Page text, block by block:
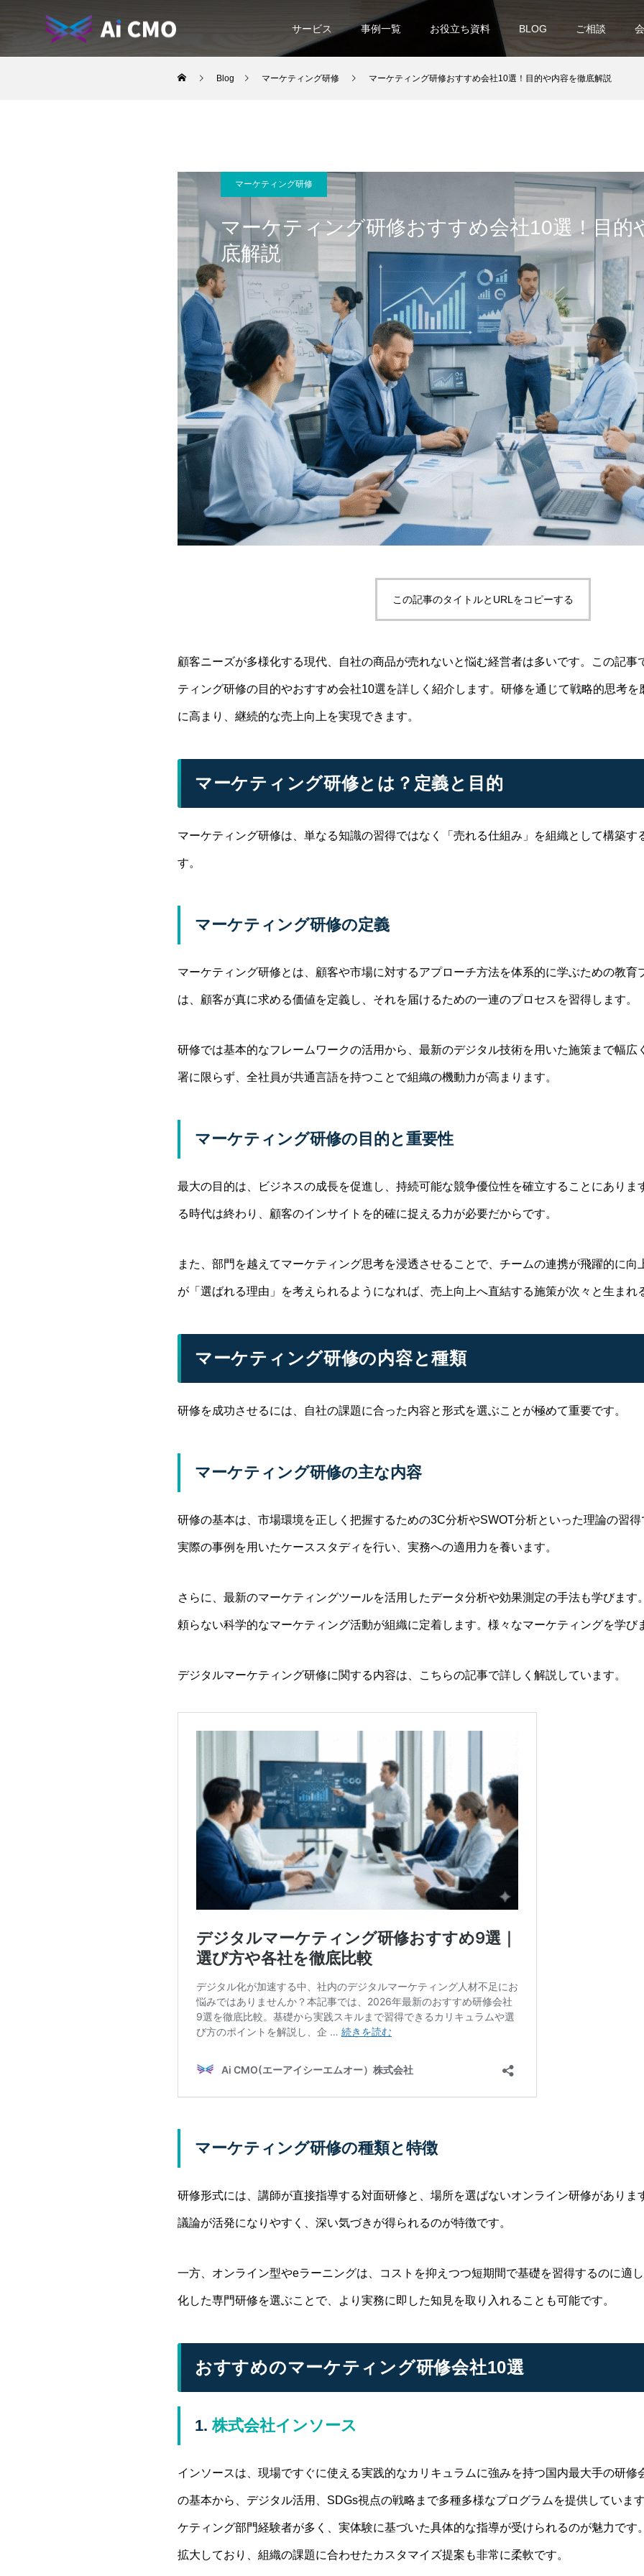
サービス 事例一覧 お役立ち資料 BLOG ご相談
Blog マーケティング研修 マーケティング研修おすすめ会社10選！目的や内容を徹底解説
マーケティング研修
マーケティング研修おすすめ会社10選！目的
底解説
この記事のタイトルとURLをコピーする
顧客ニーズが多様化する現代、自社の商品が売れないと悩む経営者は多いです。この記事
ティング研修の目的やおすすめ会社10選を詳しく紹介します。研修を通じて戦略的思考
に高まり、継続的な売上向上を実現できます。
マーケティング研修とは？定義と目的
マーケティング研修は、単なる知識の習得ではなく「売れる仕組み」を組織として構築す
す。
マーケティング研修の定義
マーケティング研修とは、顧客や市場に対するアプローチ方法を体系的に学ぶための教育
は、顧客が真に求める価値を定義し、それを届けるための一連のプロセスを習得します。
研修では基本的なフレームワークの活用から、最新のデジタル技術を用いた施策まで幅広
署に限らず、全社員が共通言語を持つことで組織の機動力が高まります。
マーケティング研修の目的と重要性
最大の目的は、ビジネスの成長を促進し、持続可能な競争優位性を確立することにありま
る時代は終わり、顧客のインサイトを的確に捉える力が必要だからです。
また、部門を越えてマーケティング思考を浸透させることで、チームの連携が飛躍的に向
が「選ばれる理由」を考えられるようになれば、売上向上へ直結する施策が次々と生まれ
マーケティング研修の内容と種類
研修を成功させるには、自社の課題に合った内容と形式を選ぶことが極めて重要です。
マーケティング研修の主な内容
研修の基本は、市場環境を正しく把握するための3C分析やSWOT分析といった理論の習得
実際の事例を用いたケーススタディを行い、実務への適用力を養います。
さらに、最新のマーケティングツールを活用したデータ分析や効果測定の手法も学びます
頼らない科学的なマーケティング活動が組織に定着します。様々なマーケティングを学び
デジタルマーケティング研修に関する内容は、こちらの記事で詳しく解説しています。
マーケティング研修の種類と特徴
研修形式には、講師が直接指導する対面研修と、場所を選ばないオンライン研修がありま
議論が活発になりやすく、深い気づきが得られるのが特徴です。
一方、オンライン型やeラーニングは、コストを抑えつつ短期間で基礎を習得するのに適
化した専門研修を選ぶことで、より実務に即した知見を取り入れることも可能です。
おすすめのマーケティング研修会社10選
1.株式会社インソース
インソースは、現場ですぐに使える実践的なカリキュラムに強みを持つ国内最大手の研修
の基本から、デジタル活用、SDGs視点の戦略まで多種多様なプログラムを提供していま
ケティング部門経験者が多く、実体験に基づいた具体的な指導が受けられるのが魅力です
拡大しており、組織の課題に合わせたカスタマイズ提案も非常に柔軟です。